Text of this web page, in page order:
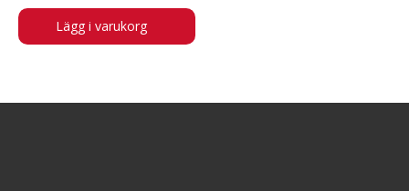
Lägg i varukorg